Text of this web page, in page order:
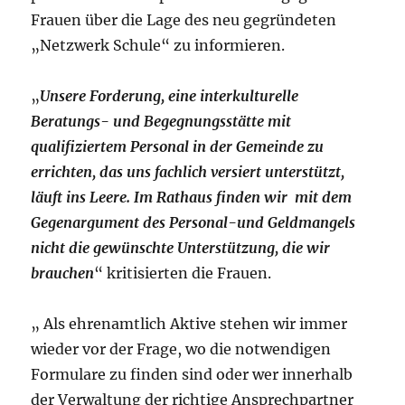
Frauen über die Lage des neu gegründeten
„Netzwerk Schule“ zu informieren.
„Unsere Forderung, eine interkulturelle
Beratungs- und Begegnungsstätte mit
qualifiziertem Personal in der Gemeinde zu
errichten, das uns fachlich versiert unterstützt,
läuft ins Leere. Im Rathaus finden wir mit dem
Gegenargument des Personal-und Geldmangels
nicht die gewünschte Unterstützung, die wir
brauchen“ kritisierten die Frauen.
„ Als ehrenamtlich Aktive stehen wir immer
wieder vor der Frage, wo die notwendigen
Formulare zu finden sind oder wer innerhalb
der Verwaltung der richtige Ansprechpartner